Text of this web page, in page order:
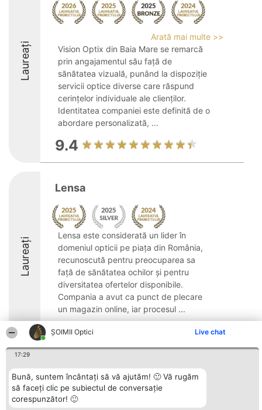
ȘOIMII Optici Live chat
17:29
Bună, suntem încântați să vă ajutăm! 🙂 Vă rugăm
să faceți clic pe subiectul de conversație
corespunzător! 🙂
Laureați
Arată mai multe >>
Vision Optix din Baia Mare se remarcă
prin angajamentul său față de
sănătatea vizuală, punând la dispoziție
servicii optice diverse care răspund
cerințelor individuale ale clienților.
Identitatea companiei este definită de o
abordare personalizată, ...
9.4
Laureați
Lensa
Lensa este considerată un lider în
domeniul opticii pe piața din România,
recunoscută pentru preocuparea sa
față de sănătatea ochilor și pentru
diversitatea ofertelor disponibile.
Compania a avut ca punct de plecare
un magazin online, iar procesul ...
Organizator Ranking
BRIGHT SOLUTIONS BR SRL
Aleea Timisul De Sus 2 Bl. A30
Sc. A Et. 4 Ap. 13 Cod 061952
București
Plebiscyt
Câștigătorii
Lista Tuturor
Reguli
Contact
Contact